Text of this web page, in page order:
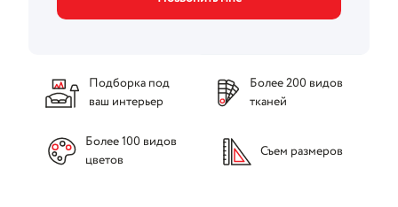
Подборка под
ваш интерьер
Более 200 видов
тканей
Более 100 видов
цветов
Съем размеров